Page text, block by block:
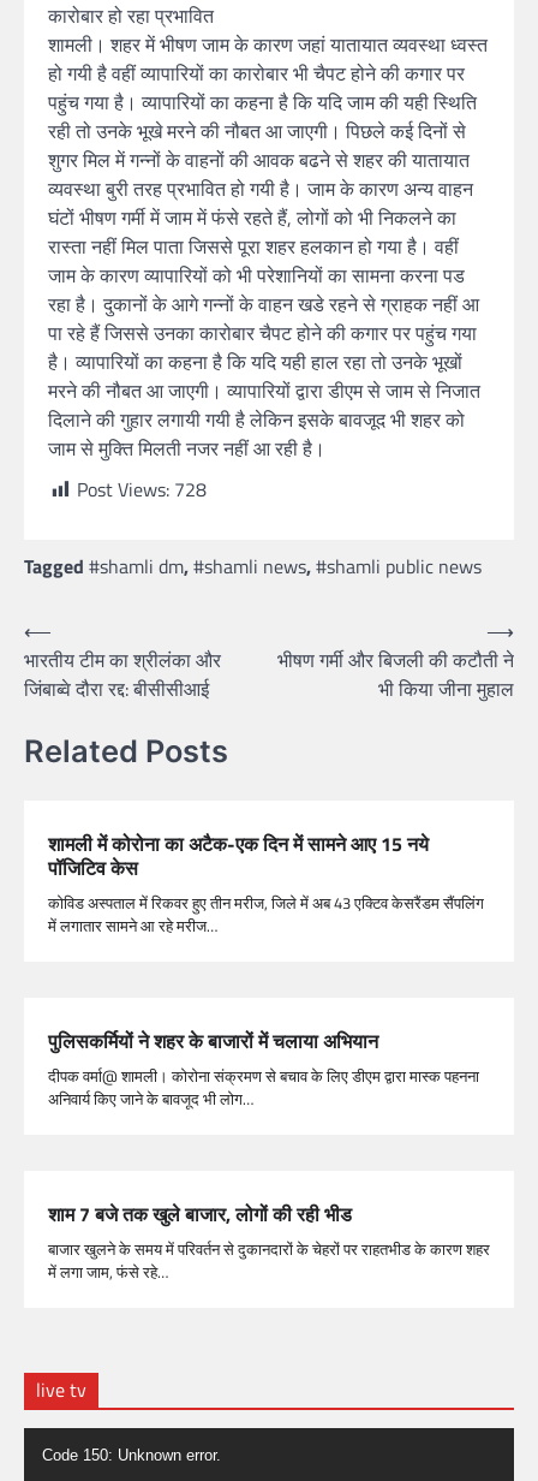
कारोबार हो रहा प्रभावित
शामली। शहर में भीषण जाम के कारण जहां यातायात व्यवस्था ध्वस्त
हो गयी है वहीं व्यापारियों का कारोबार भी चैपट होने की कगार पर
पहुंच गया है। व्यापारियों का कहना है कि यदि जाम की यही स्थिति
रही तो उनके भूखे मरने की नौबत आ जाएगी। पिछले कई दिनों से
शुगर मिल में गन्नों के वाहनों की आवक बढने से शहर की यातायात
व्यवस्था बुरी तरह प्रभावित हो गयी है। जाम के कारण अन्य वाहन
घंटों भीषण गर्मी में जाम में फंसे रहते हैं, लोगों को भी निकलने का
रास्ता नहीं मिल पाता जिससे पूरा शहर हलकान हो गया है। वहीं
जाम के कारण व्यापारियों को भी परेशानियों का सामना करना पड
रहा है। दुकानों के आगे गन्नों के वाहन खडे रहने से ग्राहक नहीं आ
पा रहे हैं जिससे उनका कारोबार चैपट होने की कगार पर पहुंच गया
है। व्यापारियों का कहना है कि यदि यही हाल रहा तो उनके भूखों
मरने की नौबत आ जाएगी। व्यापारियों द्वारा डीएम से जाम से निजात
दिलाने की गुहार लगायी गयी है लेकिन इसके बावजूद भी शहर को
जाम से मुक्ति मिलती नजर नहीं आ रही है।
Post Views: 728
Tagged #shamli dm,#shamli news,#shamli public news
⟵
भारतीय टीम का श्रीलंका और
जिंबाब्वे दौरा रद्द: बीसीसीआई
भीषण गर्मी और बिजली की कटौती ने
भी किया जीना मुहाल
⟶
Related Posts
शामली में कोरोना का अटैक-एक दिन में सामने आए 15 नये
पॉजिटिव केस
कोविड अस्पताल में रिकवर हुए तीन मरीज, जिले में अब 43 एक्टिव केसरैंडम सैंपलिंग
में लगातार सामने आ रहे मरीज…
पुलिसकर्मियों ने शहर के बाजारों में चलाया अभियान
दीपक वर्मा@ शामली। कोरोना संक्रमण से बचाव के लिए डीएम द्वारा मास्क पहनना
अनिवार्य किए जाने के बावजूद भी लोग…
शाम 7 बजे तक खुले बाजार, लोगों की रही भीड
बाजार खुलने के समय में परिवर्तन से दुकानदारों के चेहरों पर राहतभीड के कारण शहर
में लगा जाम, फंसे रहे…
live tv
Video
Player
Code 150: Unknown error.